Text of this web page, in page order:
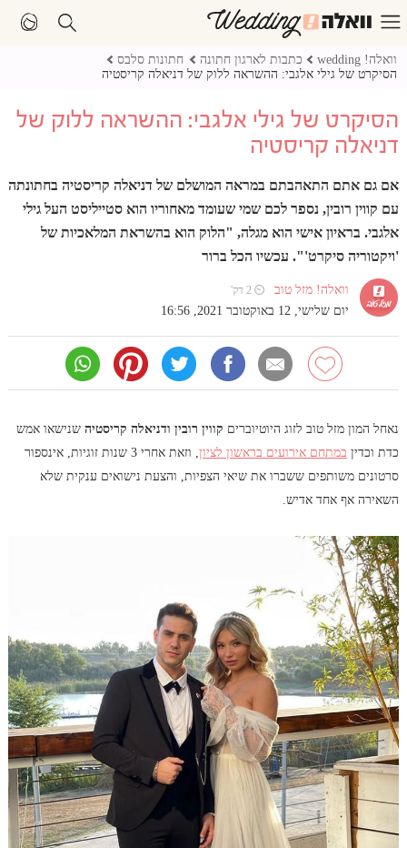
וואלה! wedding כתבות לארגון חתונה
חתונות סלבס
הסיקרט של גילי אלגבי: ההשראה ללוק של דניאלה קריסטיה
הסיקרט של גילי אלגבי: ההשראה ללוק של
דניאלה קריסטיה
אם גם אתם התאהבתם במראה המושלם של דניאלה קריסטיה בחתונתה
עם קווין רובין, נספר לכם שמי שעומד מאחוריו הוא סטייליסט העל גילי
אלגבי. בראיון אישי הוא מגלה, "הלוק הוא בהשראת המלאכיות של
'ויקטוריה סיקרט'". עכשיו הכל ברור
וואלה! מזל טוב ⏲ 2 דק'
יום שלישי, 12 באוקטובר 2021, 16:56
נאחל המון מזל טוב לזוג היוטיוברים קווין רובין ודניאלה קריסטיהשנישאו אמש
כדת וכדין במתחם אירועים בראשון לציון
, וזאת אחרי 3 שנות זוגיות, אינספור
סרטונים משותפים ששברו את שיאי הצפיות, והצעת נישואים ענקית שלא
השאירה אף אחד אדיש.